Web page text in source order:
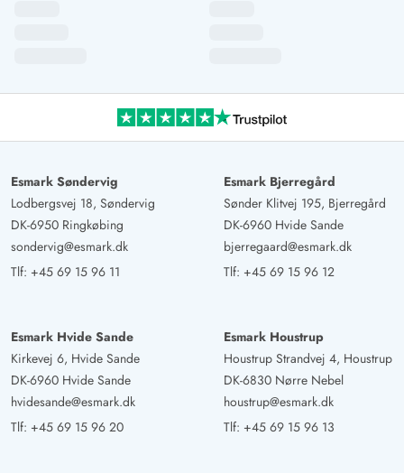
Esmark Søndervig
Lodbergsvej 18, Søndervig
DK-6950 Ringkøbing
sondervig@esmark.dk
Tlf: +45 69 15 96 11
Esmark Bjerregård
Sønder Klitvej 195, Bjerregård
DK-6960 Hvide Sande
bjerregaard@esmark.dk
Tlf: +45 69 15 96 12
Esmark Hvide Sande
Kirkevej 6, Hvide Sande
DK-6960 Hvide Sande
hvidesande@esmark.dk
Tlf: +45 69 15 96 20
Esmark Houstrup
Houstrup Strandvej 4, Houstrup
DK-6830 Nørre Nebel
houstrup@esmark.dk
Tlf: +45 69 15 96 13